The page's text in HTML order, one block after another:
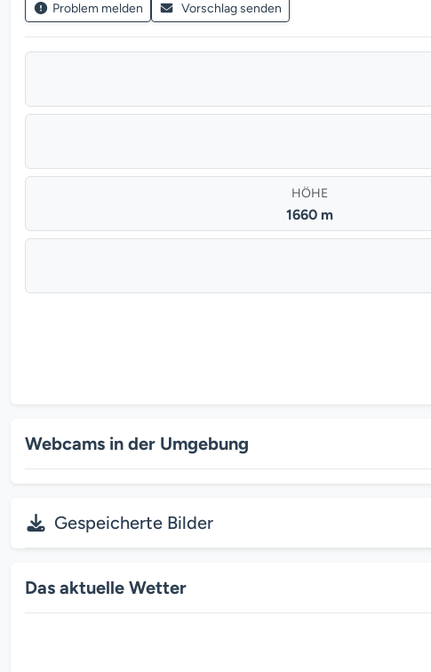
Problem melden Vorschlag senden
HÖHE
1660 m
Webcams in der Umgebung
Gespeicherte Bilder
Das aktuelle Wetter